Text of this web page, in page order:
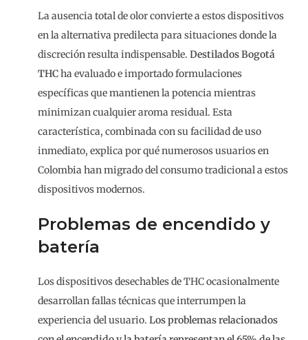
La ausencia total de olor convierte a estos dispositivos
en la alternativa predilecta para situaciones donde la
discreción resulta indispensable. Destilados Bogotá
THCha evaluado e importado formulaciones
específicas que mantienen la potencia mientras
minimizan cualquier aroma residual. Esta
característica, combinada con su facilidad de uso
inmediato, explica por qué numerosos usuarios en
Colombia han migrado del consumo tradicional a estos
dispositivos modernos.
Problemas de encendido y
batería
Los dispositivos desechables de THC ocasionalmente
desarrollan fallas técnicas que interrumpen la
experiencia del usuario. Los problemas relacionados